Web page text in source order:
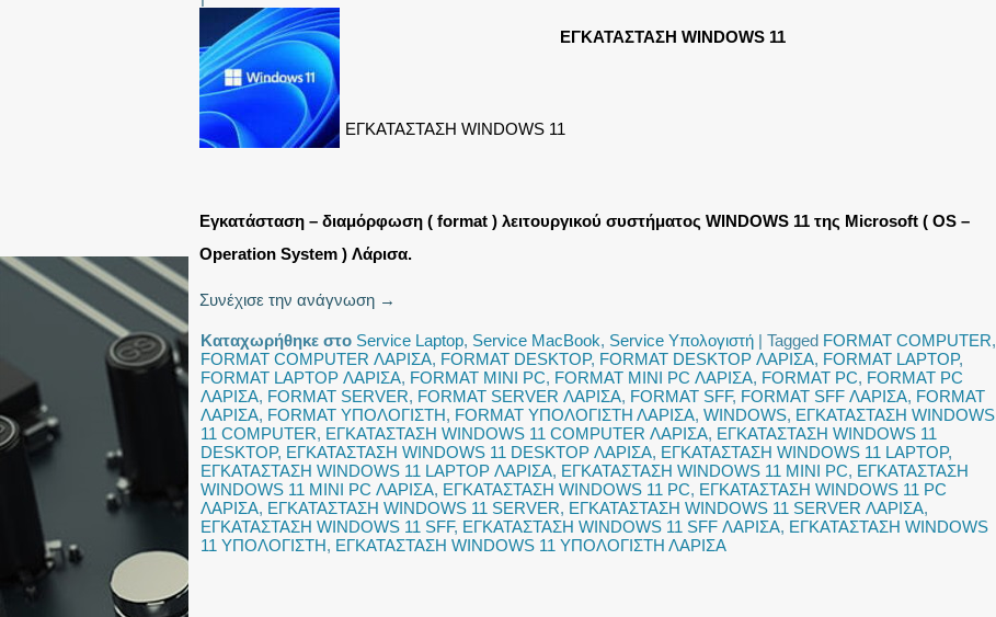
ΕΓΚΑΤΑΣΤΑΣΗ WINDOWS 11
ΕΓΚΑΤΑΣΤΑΣΗ WINDOWS 11
Εγκατάσταση – διαμόρφωση ( format ) λειτουργικού συστήματος WINDOWS 11 της Microsoft ( OS –
Operation System ) Λάρισα.
Συνέχισε την ανάγνωση →
Καταχωρήθηκε στο Service Laptop, Service MacBook, Service Υπολογιστή | Tagged FORMAT COMPUTER,
FORMAT COMPUTER ΛΑΡΙΣΑ, FORMAT DESKTOP, FORMAT DESKTOP ΛΑΡΙΣΑ, FORMAT LAPTOP,
FORMAT LAPTOP ΛΑΡΙΣΑ, FORMAT MINI PC, FORMAT MINI PC ΛΑΡΙΣΑ, FORMAT PC, FORMAT PC
ΛΑΡΙΣΑ, FORMAT SERVER, FORMAT SERVER ΛΑΡΙΣΑ, FORMAT SFF, FORMAT SFF ΛΑΡΙΣΑ, FORMAT
ΛΑΡΙΣΑ, FORMAT ΥΠΟΛΟΓΙΣΤΗ, FORMAT ΥΠΟΛΟΓΙΣΤΗ ΛΑΡΙΣΑ, WINDOWS, ΕΓΚΑΤΑΣΤΑΣΗ WINDOWS
11 COMPUTER, ΕΓΚΑΤΑΣΤΑΣΗ WINDOWS 11 COMPUTER ΛΑΡΙΣΑ, ΕΓΚΑΤΑΣΤΑΣΗ WINDOWS 11
DESKTOP, ΕΓΚΑΤΑΣΤΑΣΗ WINDOWS 11 DESKTOP ΛΑΡΙΣΑ, ΕΓΚΑΤΑΣΤΑΣΗ WINDOWS 11 LAPTOP,
ΕΓΚΑΤΑΣΤΑΣΗ WINDOWS 11 LAPTOP ΛΑΡΙΣΑ, ΕΓΚΑΤΑΣΤΑΣΗ WINDOWS 11 MINI PC, ΕΓΚΑΤΑΣΤΑΣΗ
WINDOWS 11 MINI PC ΛΑΡΙΣΑ, ΕΓΚΑΤΑΣΤΑΣΗ WINDOWS 11 PC, ΕΓΚΑΤΑΣΤΑΣΗ WINDOWS 11 PC
ΛΑΡΙΣΑ, ΕΓΚΑΤΑΣΤΑΣΗ WINDOWS 11 SERVER, ΕΓΚΑΤΑΣΤΑΣΗ WINDOWS 11 SERVER ΛΑΡΙΣΑ,
ΕΓΚΑΤΑΣΤΑΣΗ WINDOWS 11 SFF, ΕΓΚΑΤΑΣΤΑΣΗ WINDOWS 11 SFF ΛΑΡΙΣΑ, ΕΓΚΑΤΑΣΤΑΣΗ WINDOWS
11 ΥΠΟΛΟΓΙΣΤΗ, ΕΓΚΑΤΑΣΤΑΣΗ WINDOWS 11 ΥΠΟΛΟΓΙΣΤΗ ΛΑΡΙΣΑ